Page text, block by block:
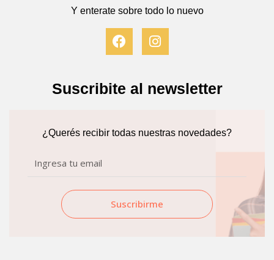
Y enterate sobre todo lo nuevo
F
a
c
b
k
I
n
s
a
a
m
Suscribite al newsletter
¿Querés recibir todas nuestras novedades?
Suscribirme